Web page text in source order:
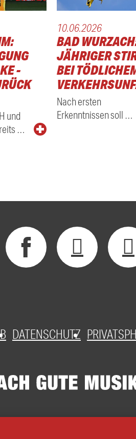
-
und
…
10.06.2026
BAD
JÄHRIGER
BEI
Nach ersten
Erkenntnissen soll …
DATENSCHUTZ